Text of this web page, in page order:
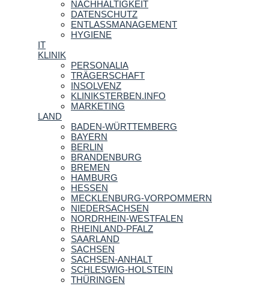
NACHHALTIGKEIT
DATENSCHUTZ
ENTLASSMANAGEMENT
HYGIENE
IT
KLINIK
PERSONALIA
TRÄGERSCHAFT
INSOLVENZ
KLINIKSTERBEN.INFO
MARKETING
LAND
BADEN-WÜRTTEMBERG
BAYERN
BERLIN
BRANDENBURG
BREMEN
HAMBURG
HESSEN
MECKLENBURG-VORPOMMERN
NIEDERSACHSEN
NORDRHEIN-WESTFALEN
RHEINLAND-PFALZ
SAARLAND
SACHSEN
SACHSEN-ANHALT
SCHLESWIG-HOLSTEIN
THÜRINGEN